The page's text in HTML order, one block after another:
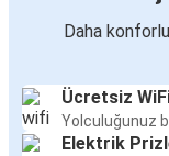
Daha
Ücretsiz
Yolculuğunuz
Elektrik